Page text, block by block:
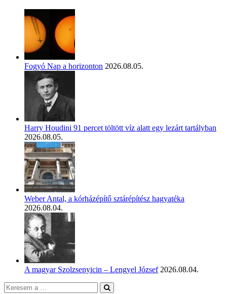
Fogyó Nap a horizonton 2026.08.05.
Harry Houdini 91 percet töltött víz alatt egy lezárt tartályban
2026.08.05.
Weber Antal, a kórházépítő sztárépítész hagyatéka
2026.08.04.
A magyar Szolzsenyicin – Lengyel József 2026.08.04.